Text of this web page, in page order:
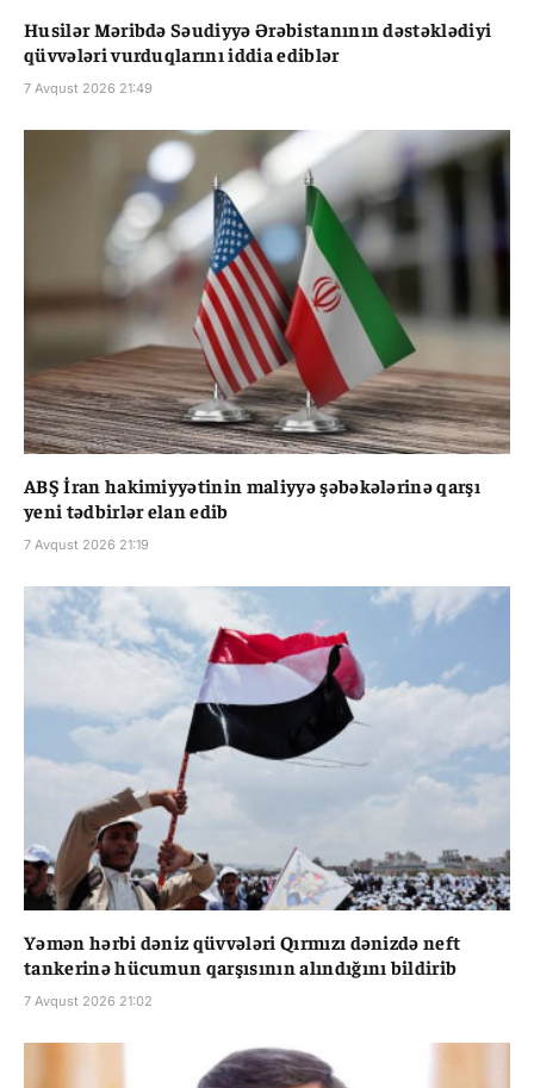
Husilər Məribdə Səudiyyə Ərəbistanının dəstəklədiyi
qüvvələri vurduqlarını iddia ediblər
7 Avqust 2026 21:49
ABŞ İran hakimiyyətinin maliyyə şəbəkələrinə qarşı
yeni tədbirlər elan edib
7 Avqust 2026 21:19
Yəmən hərbi dəniz qüvvələri Qırmızı dənizdə neft
tankerinə hücumun qarşısının alındığını bildirib
7 Avqust 2026 21:02